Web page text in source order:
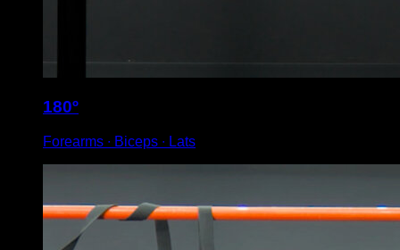
180º
Forearms ∙ Biceps ∙ Lats